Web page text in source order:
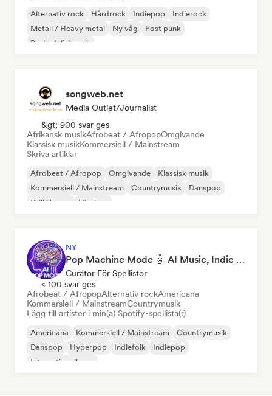
Alternativ rock Hårdrock Indiepop
Indierock
Metall / Heavy metal
Ny våg
Post punk
Psykedelisk rock
songweb.net
Media Outlet/Journalist
&gt; 900 svar ges
Afrikansk musikAfrobeat / AfropopOmgivande
Klassisk musikKommersiell / Mainstream
Skriva artiklar
Afrobeat / Afropop Omgivande
Klassisk musik
Kommersiell / Mainstream
Countrymusik
Danspop
Drill/Jersey
Hip-hop
NY
Pop Machine Mode 🤖 AI Music, Indie Pop & Dream Pop
Curator För Spellistor
< 100 svar ges
Afrobeat / AfropopAlternativ rockAmericana
Kommersiell / MainstreamCountrymusik
Lägg till artister i min(a) Spotify-spellista(r)
Americana Kommersiell / Mainstream
Countrymusik
Danspop
Hyperpop Indiefolk
Indiepop
Internationell pop